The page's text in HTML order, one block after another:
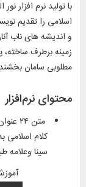
اسلامى را تقدیم
و اندیشه ‏‌هاى ناب
زمینه برطرف
مطلوبى سامان
محتوای نرم‌افزار
کلام اسلامی
سینا وعلامه
آموزش